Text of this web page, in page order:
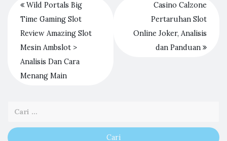
Wild Portals Big
Time Gaming Slot
Review Amazing Slot
Mesin Ambslot >
Analisis Dan Cara
Menang Main
Casino Calzone
Pertaruhan Slot
Online Joker, Analisis
dan Panduan